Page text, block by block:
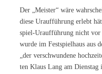
Der „Meis­ter“ wäre
die­se Ur­auf­füh­rung er­lebt
spiel-Ur­auf­füh­rung nicht vor
wur­de im Fest­spiel­haus aus
„der ver­schwun­de­ne
ten Klaus Lang am Diens­tag